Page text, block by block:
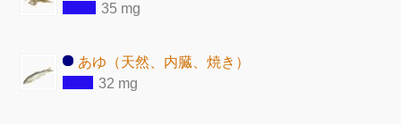
35 mg
あゆ（天然、内臓、焼き）
32 mg